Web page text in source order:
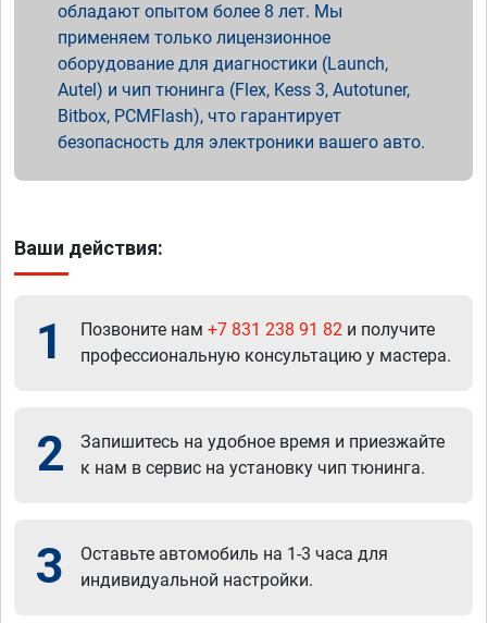
обладают опытом более 8 лет. Мы
применяем только лицензионное
оборудование для диагностики (Launch,
Autel) и чип тюнинга (Flex, Kess 3, Autotuner,
Bitbox, PCMFlash), что гарантирует
безопасность для электроники вашего авто.
Ваши действия:
1 Позвоните нам +7 831 238 91 82 и получите
профессиональную консультацию у мастера.
2
Запишитесь на удобное время и приезжайте
к нам в сервис на установку чип тюнинга.
3
Оставьте автомобиль на 1-3 часа для
индивидуальной настройки.